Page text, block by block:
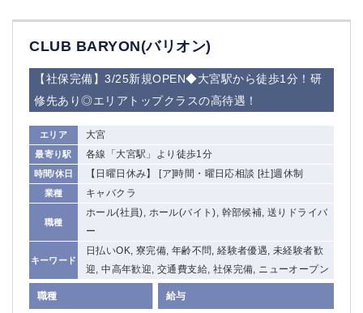
CLUB BARYON(バリオン)
【社保完備】3/25新規OPEN◆大宮駅から徒歩1分！研
修先あり◎エリアトップクラスの高待遇！
エリア 大宮
最寄り駅 各線「大宮駅」より徒歩1分
時間/休日 【日曜日休み】 [ア]時間・曜日応相談 [社]週休制
業種 キャバクラ
職種
ホール(社員), ホール(バイト), 幹部候補, 送りドライバ
ー
キーワード
日払いOK, 寮完備, 年齢不問, 経験者優遇, 未経験者歓
迎, 中高年歓迎, 交通費支給, 社保完備, ニューオープン
職種 給与